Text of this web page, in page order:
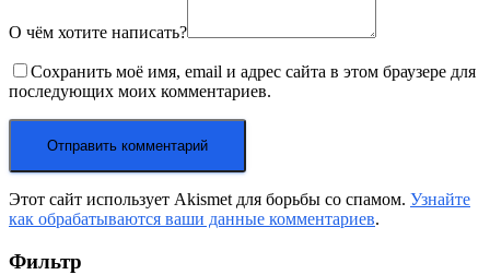
О чём хотите написать?
Сохранить моё имя, email и адрес сайта в этом браузере для
последующих моих комментариев.
Этот сайт использует Akismet для борьбы со спамом. Узнайте
как обрабатываются ваши данные комментариев.
Фильтр